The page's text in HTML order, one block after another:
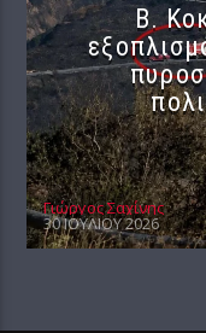
Β.
Γιώργος Σαχίνης
30 ΙΟΥΛΊΟΥ 2026